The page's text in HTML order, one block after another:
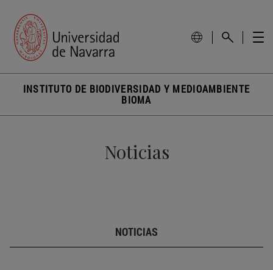
INSTITUTO DE BIODIVERSIDAD Y MEDIOAMBIENTE
BIOMA
Noticias
NOTICIAS